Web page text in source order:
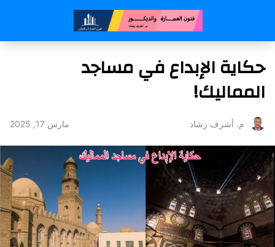
حكاية الإبداع في مساجد
المماليك!
م. أشرف رشاد مارس 17, 2025